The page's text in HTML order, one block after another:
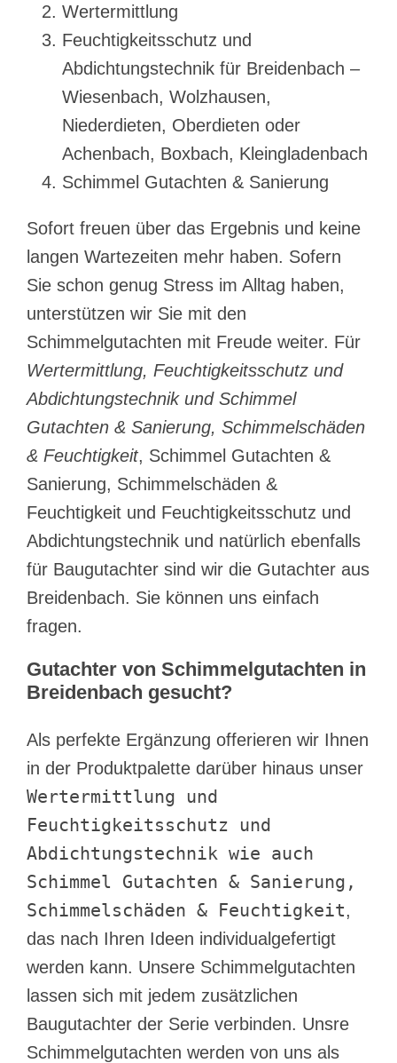
Wertermittlung
Feuchtigkeitsschutz und
Abdichtungstechnik für Breidenbach –
Wiesenbach, Wolzhausen,
Niederdieten, Oberdieten oder
Achenbach, Boxbach, Kleingladenbach
Schimmel Gutachten & Sanierung
Sofort freuen über das Ergebnis und keine
langen Wartezeiten mehr haben. Sofern
Sie schon genug Stress im Alltag haben,
unterstützen wir Sie mit den
Schimmelgutachten mit Freude weiter. Für
Wertermittlung, Feuchtigkeitsschutz und
Abdichtungstechnik und Schimmel
Gutachten & Sanierung, Schimmelschäden
& Feuchtigkeit, Schimmel Gutachten &
Sanierung, Schimmelschäden &
Feuchtigkeit und Feuchtigkeitsschutz und
Abdichtungstechnik und natürlich ebenfalls
für Baugutachter sind wir die Gutachter aus
Breidenbach. Sie können uns einfach
fragen.
Gutachter von Schimmelgutachten in
Breidenbach gesucht?
Als perfekte Ergänzung offerieren wir Ihnen
in der Produktpalette darüber hinaus unser
Wertermittlung und
Feuchtigkeitsschutz und
Abdichtungstechnik wie auch
Schimmel Gutachten & Sanierung,
Schimmelschäden & Feuchtigkeit,
das nach Ihren Ideen individualgefertigt
werden kann. Unsere Schimmelgutachten
lassen sich mit jedem zusätzlichen
Baugutachter der Serie verbinden. Unsre
Schimmelgutachten werden von uns als